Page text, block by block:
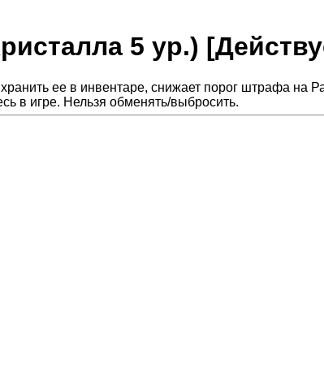
5 ур.)
ее в инвентаре, снижает порог штрафа на
в игре. Нельзя обменять/выбросить.